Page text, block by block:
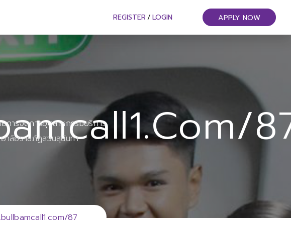
REGISTER / LOGIN APPLY NOW
การจัดการอุตสาหกรรมบริการ
าลัยราชภัฏสวนสุนันทา
87